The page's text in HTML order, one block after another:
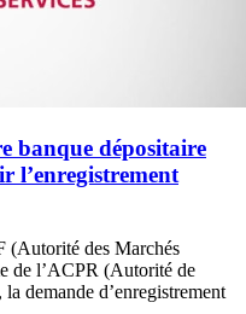
banque dépositaire
l’enregistrement
(Autorité des Marchés
de l’ACPR (Autorité de
demande d’enregistrement